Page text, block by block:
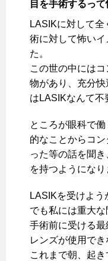
目を手術するっ
LASIKに対して
術に対して怖い
た。
この世の中には
物があり、充分
はLASIKなんて不
ところが眼科で
的なことからコ
った等の話を聞
を持つようになり
LASIKを受けよ
でも私には重大な
手術前に受ける
レンズが使用でき
これまで朝、起